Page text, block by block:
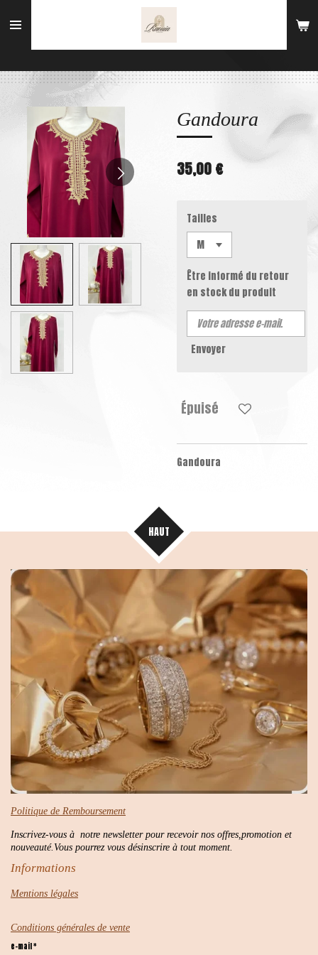
au
Gandoura
35,00 €
Tailles
Être informé du retour
en stock du produit
Envoyer
Épuisé
Gandoura
HAUT
Politique de Remboursement
Inscrivez-vous à notre newsletter pour recevoir nos offres,promotion et
nouveauté.Vous pourrez vous désinscrire à tout moment.
Informations
Mentions légales
Conditions générales de vente
e-mail *